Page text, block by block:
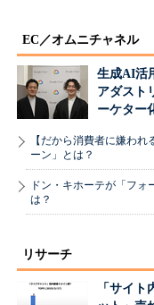
EC／オムニチャネル
生成AI活
アダスト
ーケター
【だから消費者に嫌わ
ーン」とは？
ドン・キホーテが「フ
は？
リサーチ
「サイ